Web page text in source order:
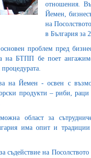
отношения.
Йемен,
на
в България за
проблем пред
на БТПП бе поет
на Йемен - освен с
продукти – риби,
област за
има опит и
съдействие на